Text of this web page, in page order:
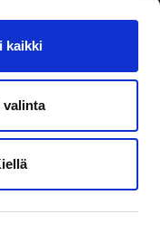
kaikki
valinta